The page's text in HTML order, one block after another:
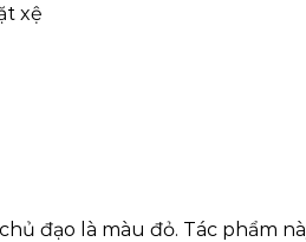
xệ
đạo là màu đỏ. Tác phẩm